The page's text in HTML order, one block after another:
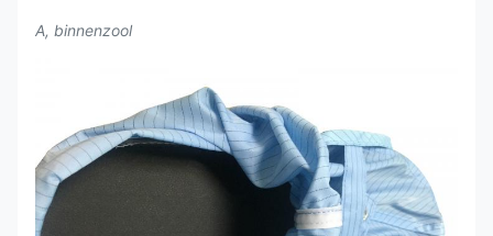
A, binnenzool